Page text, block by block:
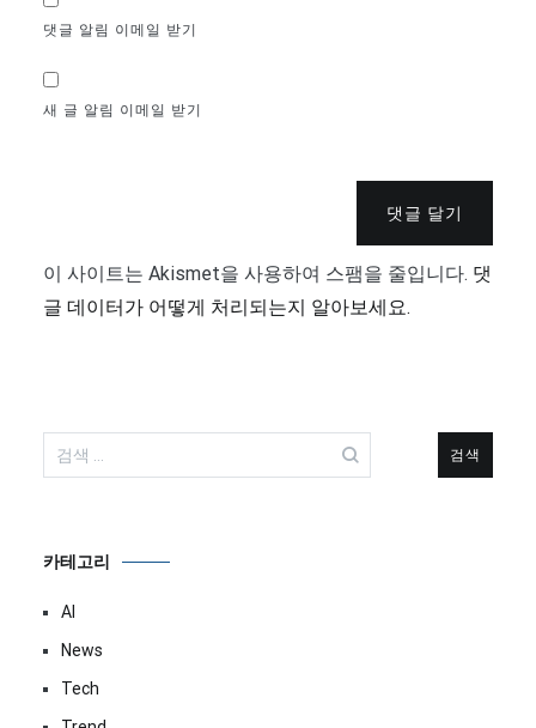
댓글 알림 이메일 받기
새 글 알림 이메일 받기
댓글 달기
이 사이트는 Akismet을 사용하여 스팸을 줄입니다. 댓
글 데이터가 어떻게 처리되는지 알아보세요.
색:
카테고리
AI
News
Tech